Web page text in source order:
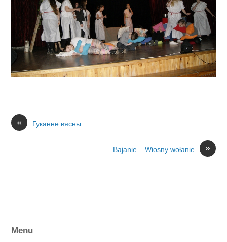
« Гуканне вясны
»
Bajanie – Wiosny wołanie
Menu